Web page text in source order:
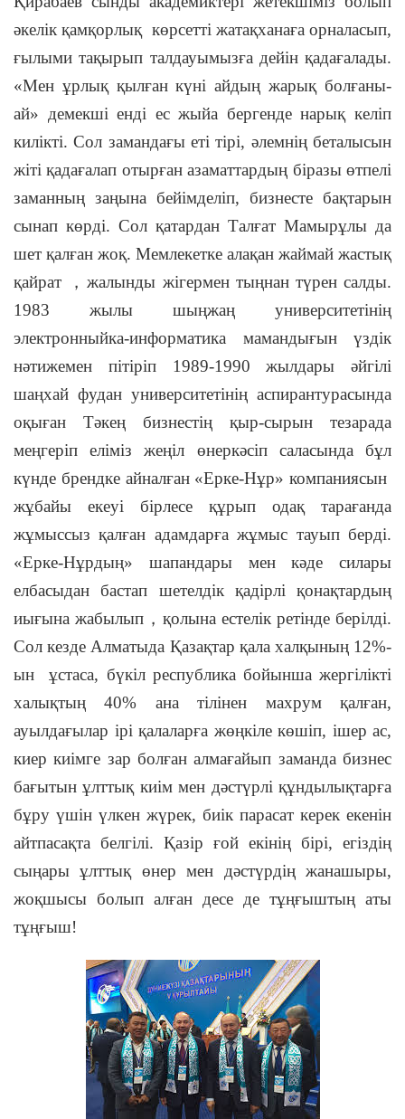
әкелік қамқорлық көрсетті жатақханаға орналасып,
ғылыми тақырып талдауымызға дейін қадағалады.
«Мен ұрлық қылған күні айдың жарық болғаны-
ай» демекші енді ес жыйа бергенде нарық келіп
килікті. Сол замандағы еті тірі, әлемнің беталысын
жіті қадағалап отырған азаматтардың біразы өтпелі
заманның заңына бейімделіп, бизнесте бақтарын
сынап көрді. Сол қатардан Талғат Мамырұлы да
шет қалған жоқ. Мемлекетке алақан жаймай жастық
қайрат
，жалынды жігермен тыңнан түрен салды.
1983 жылы шыңжаң университетінің
электронныйка-информатика мамандығын үздік
нәтижемен пітіріп 1989-1990 жылдары әйгілі
шаңхай фудан университетінің аспирантурасында
оқыған Тәкең бизнестің қыр-сырын тезарада
меңгеріп еліміз жеңіл өнеркәсіп саласында бұл
күнде брендке айналған «Ерке-Нұр» компаниясын
жұбайы екеуі бірлесе құрып одақ тарағанда
жұмыссыз қалған адамдарға жұмыс тауып берді.
«Ерке-Нұрдың» шапандары мен кәде силары
елбасыдан бастап шетелдік қадірлі қонақтардың
иығына жабылып ， қолына естелік ретінде берілді.
Сол кезде Алматыда Қазақтар қала халқының 12%-
ын ұстаса, бүкіл республика бойынша жергілікті
халықтың 40% ана тілінен махрум қалған,
ауылдағылар ірі қалаларға жөңкіле көшіп, ішер ас,
киер киімге зар болған алмағайып заманда бизнес
бағытын ұлттық киім мен дәстүрлі құндылықтарға
бұру үшін үлкен жүрек, биік парасат керек екенін
айтпасақта белгілі. Қазір ғой екінің бірі, егіздің
сыңары ұлттық өнер мен дәстүрдің жанашыры,
жоқшысы болып алған десе де тұңғыштың аты
тұңғыш!